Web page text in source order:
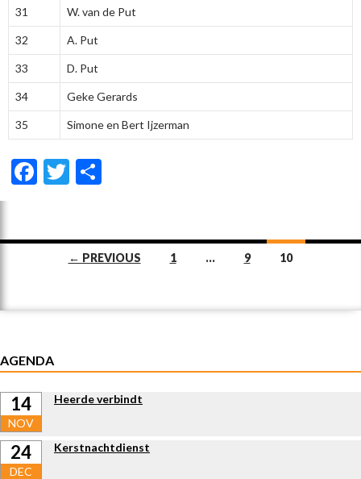
31 W. van de Put
32 A. Put
33 D. Put
34 Geke Gerards
35 Simone en Bert Ijzerman
F
b
T
er n
← PREVIOUS 1 … 9 10
AGENDA
14
NOV
Heerde verbindt
24
DEC
Kerstnachtdienst